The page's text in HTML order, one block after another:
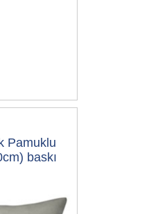
Pamuklu
baskı